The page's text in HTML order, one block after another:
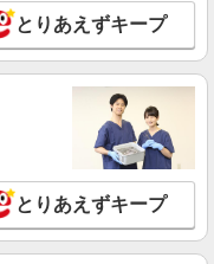
とりあえずキープ
とりあえずキープ